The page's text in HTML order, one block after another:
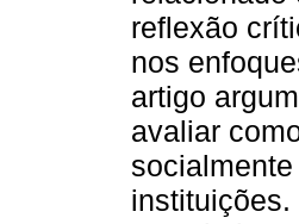
reflexão
nos
artigo
avaliar